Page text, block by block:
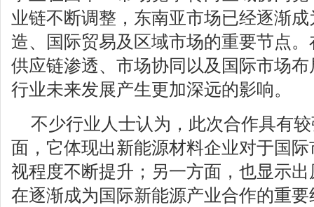
业链不断调整，东南亚市场已经逐渐
造、国际贸易及区域市场的重要节点
供应链渗透、市场协同以及国际市场
行业未来发展产生更加深远的影响。
不少行业人士认为，此次合作具有
面，它体现出新能源材料企业对于国
视程度不断提升；另一方面，也显示
在逐渐成为国际新能源产业合作的重